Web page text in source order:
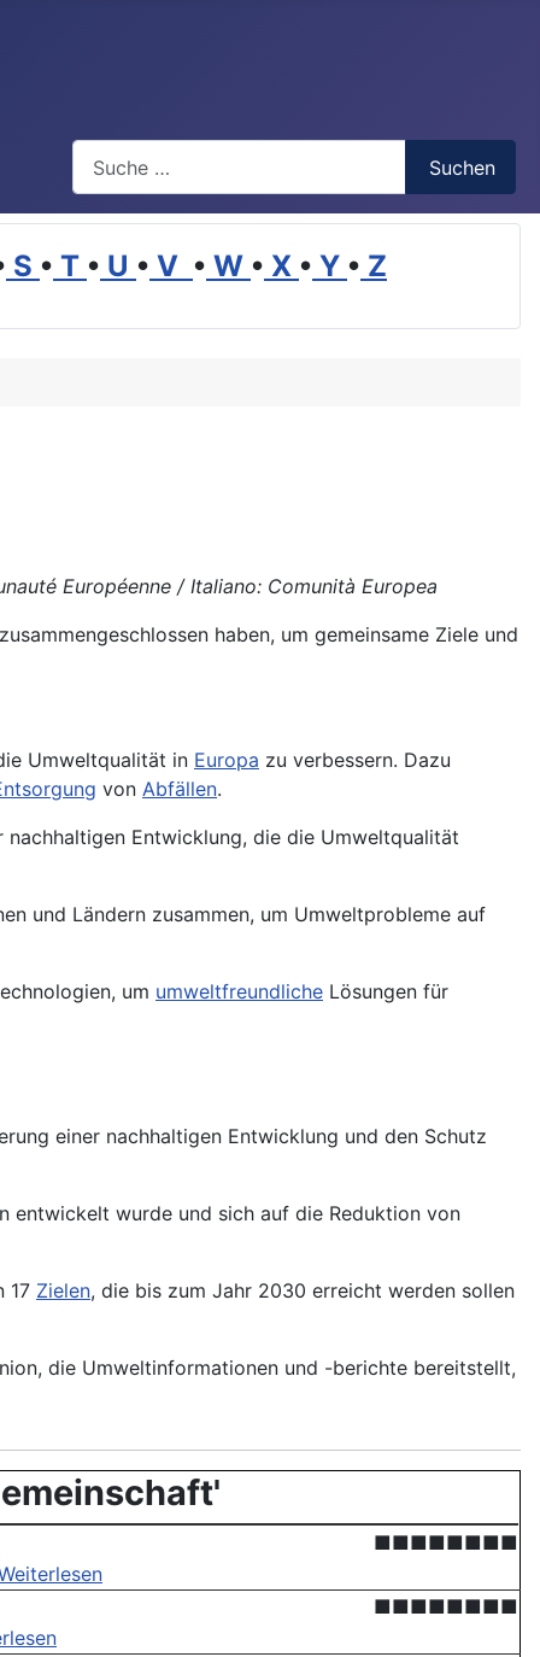
Suchen
S • T • U • V • W • X • Y • Z
Européenne / Italiano: Comunità Europea
haben, um gemeinsame Ziele und
Umweltqualität in Europa zu verbessern. Dazu
von Abfällen.
nachhaltigen Entwicklung, die die Umweltqualität
und Ländern zusammen, um Umweltprobleme auf
um umweltfreundliche Lösungen für
einer nachhaltigen Entwicklung und den Schutz
entwickelt wurde und sich auf die Reduktion von
17 Zielen, die bis zum Jahr 2030 erreicht werden sollen
die Umweltinformationen und -berichte bereitstellt,
■■■■■■■■
■■■■■■■■